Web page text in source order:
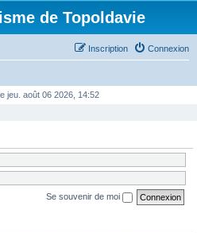
de Topoldavie
Connexion
Inscription
jeu. août 06 2026, 14:52
Se souvenir de moi